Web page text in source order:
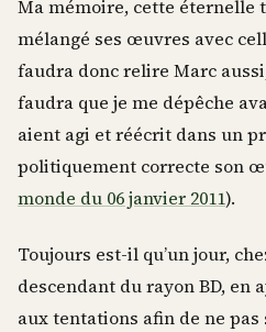
Ma mémoire, cette éternelle
mélangé ses œuvres avec
faudra donc relire Marc
faudra que je me dépêche
aient agi et réécrit dans un
politiquement correcte son
monde du 06 janvier 2011).
Toujours est-il qu’un jour,
descendant du rayon BD, en
aux tentations afin de ne